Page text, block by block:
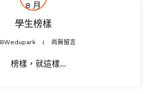
8 月
學生榜樣
BWedupark 尚無留言
榜樣，就這樣...